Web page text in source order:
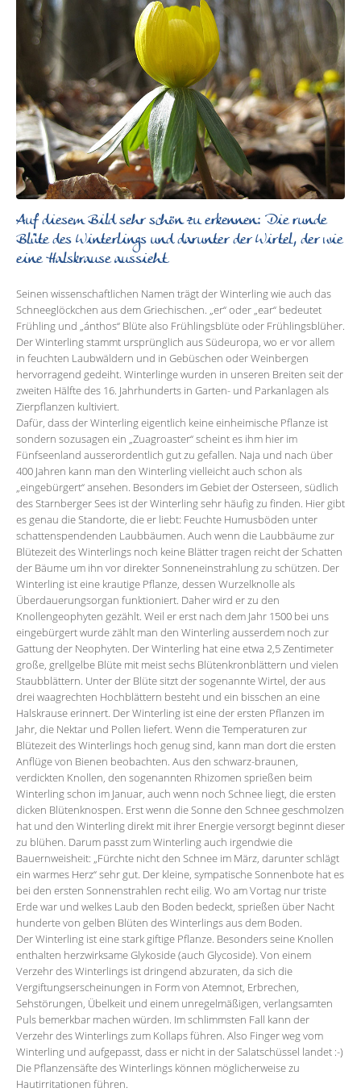
Auf diesem Bild sehr schön zu erkennen: Die runde
Blüte des Winterlings und darunter der Wirtel, der wie
eine Halskrause aussieht
Seinen wissenschaftlichen Namen trägt der Winterling wie auch das
Schneeglöckchen aus dem Griechischen. „er“ oder „ear“ bedeutet
Frühling und „ánthos“ Blüte also Frühlingsblüte oder Frühlingsblüher.
Der Winterling stammt ursprünglich aus Südeuropa, wo er vor allem
in feuchten Laubwäldern und in Gebüschen oder Weinbergen
hervorragend gedeiht. Winterlinge wurden in unseren Breiten seit der
zweiten Hälfte des 16. Jahrhunderts in Garten- und Parkanlagen als
Zierpflanzen kultiviert.
Dafür, dass der Winterling eigentlich keine einheimische Pflanze ist
sondern sozusagen ein „Zuagroaster“ scheint es ihm hier im
Fünfseenland ausserordentlich gut zu gefallen. Naja und nach über
400 Jahren kann man den Winterling vielleicht auch schon als
„eingebürgert“ ansehen. Besonders im Gebiet der Osterseen, südlich
des Starnberger Sees ist der Winterling sehr häufig zu finden. Hier gibt
es genau die Standorte, die er liebt: Feuchte Humusböden unter
schattenspendenden Laubbäumen. Auch wenn die Laubbäume zur
Blütezeit des Winterlings noch keine Blätter tragen reicht der Schatten
der Bäume um ihn vor direkter Sonneneinstrahlung zu schützen. Der
Winterling ist eine krautige Pflanze, dessen Wurzelknolle als
Überdauerungsorgan funktioniert. Daher wird er zu den
Knollengeophyten gezählt. Weil er erst nach dem Jahr 1500 bei uns
eingebürgert wurde zählt man den Winterling ausserdem noch zur
Gattung der Neophyten. Der Winterling hat eine etwa 2,5 Zentimeter
große, grellgelbe Blüte mit meist sechs Blütenkronblättern und vielen
Staubblättern. Unter der Blüte sitzt der sogenannte Wirtel, der aus
drei waagrechten Hochblättern besteht und ein bisschen an eine
Halskrause erinnert. Der Winterling ist eine der ersten Pflanzen im
Jahr, die Nektar und Pollen liefert. Wenn die Temperaturen zur
Blütezeit des Winterlings hoch genug sind, kann man dort die ersten
Anflüge von Bienen beobachten. Aus den schwarz-braunen,
verdickten Knollen, den sogenannten Rhizomen sprießen beim
Winterling schon im Januar, auch wenn noch Schnee liegt, die ersten
dicken Blütenknospen. Erst wenn die Sonne den Schnee geschmolzen
hat und den Winterling direkt mit ihrer Energie versorgt beginnt dieser
zu blühen. Darum passt zum Winterling auch irgendwie die
Bauernweisheit: „Fürchte nicht den Schnee im März, darunter schlägt
ein warmes Herz“ sehr gut. Der kleine, sympatische Sonnenbote hat es
bei den ersten Sonnenstrahlen recht eilig. Wo am Vortag nur triste
Erde war und welkes Laub den Boden bedeckt, sprießen über Nacht
hunderte von gelben Blüten des Winterlings aus dem Boden.
Der Winterling ist eine stark giftige Pflanze. Besonders seine Knollen
enthalten herzwirksame Glykoside (auch Glycoside). Von einem
Verzehr des Winterlings ist dringend abzuraten, da sich die
Vergiftungserscheinungen in Form von Atemnot, Erbrechen,
Sehstörungen, Übelkeit und einem unregelmäßigen, verlangsamten
Puls bemerkbar machen würden. Im schlimmsten Fall kann der
Verzehr des Winterlings zum Kollaps führen. Also Finger weg vom
Winterling und aufgepasst, dass er nicht in der Salatschüssel landet :-)
Die Pflanzensäfte des Winterlings können möglicherweise zu
Hautirritationen führen.